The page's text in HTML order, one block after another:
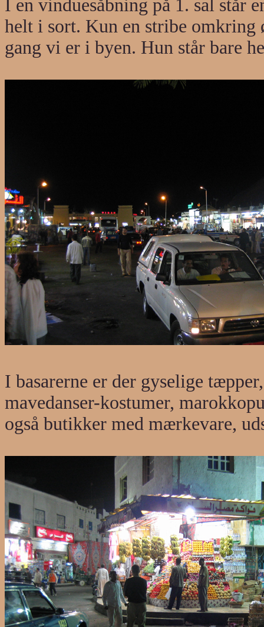
I en vinduesåbning på 1. sal står
helt i sort. Kun en stribe omkring
gang vi er i byen. Hun står bare
I basarerne er der gyselige
mavedanser-kostumer,
også butikker med mærkevare,